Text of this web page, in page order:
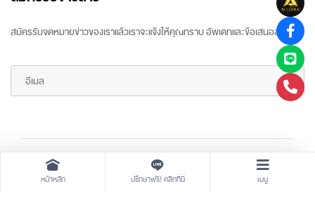
สมัครรับจดหมายข่าวของเราแล้วเราจะแจ้งให้คุณทราบ อัพเดทและข้อเสนอล่าสุด
Copyright © 2026 All rights reserved ARR Gold Trading
หน้าหลัก ปรึกษาฟรี! คลิกที่นี่ เมนู